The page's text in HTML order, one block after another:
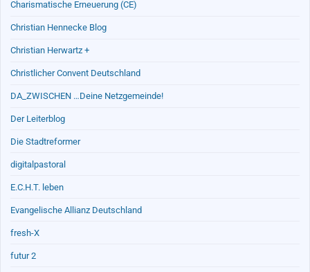
Charismatische Erneuerung (CE)
Christian Hennecke Blog
Christian Herwartz +
Christlicher Convent Deutschland
DA_ZWISCHEN …Deine Netzgemeinde!
Der Leiterblog
Die Stadtreformer
digitalpastoral
E.C.H.T. leben
Evangelische Allianz Deutschland
fresh-X
futur 2